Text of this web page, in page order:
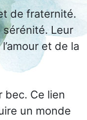
de fraternité.
Leur
et de la
bec. Ce lien
un monde